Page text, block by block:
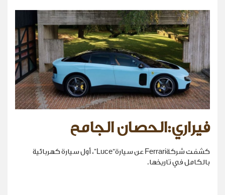
فيراري:الحصان الجامح
كشفت شركةFerrari عن سيارة“Luce”، أول سيارة كهربائية
بالكامل في تاريخها.